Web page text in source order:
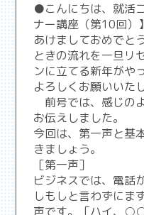
●こんにちは、就活
ナー講座（第10回
あけましておめでと
ときの流れを一旦リ
ンに立てる新年がや
よろしくお願いいた
前号では、感じの
お伝えしました。
今回は、第一声と基
きましょう。
［第一声］
ビジネスでは、電話
しもしと言わずにま
声です。「ハイ、